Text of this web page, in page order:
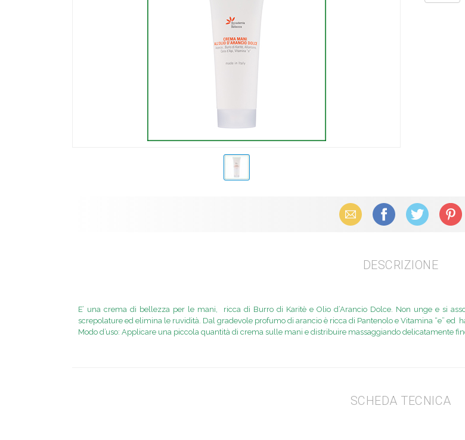
Email Facebook X (Twitter) Pinterest
DESCRIZIONE
E’ una crema di bellezza per le mani, ricca di Burro di Karitè e Olio d’Arancio Dolce. Non unge e si
screpolature ed elimina le ruvidità. Dal gradevole profumo di arancio è ricca di Pantenolo e Vitamina “e” ed
Modo d’uso: Applicare una piccola quantità di crema sulle mani e distribuire massaggiando delicatamente
SCHEDA TECNICA